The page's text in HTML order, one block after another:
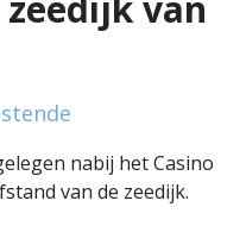
nabij het Casino
van de zeedijk.